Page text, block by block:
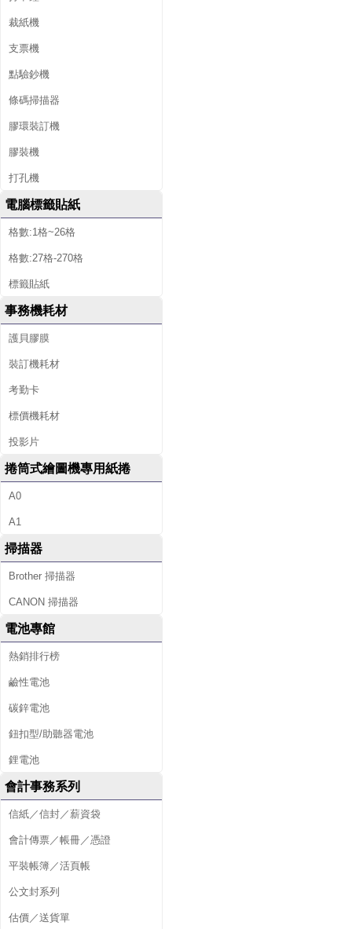
裁紙機
支票機
點驗鈔機
條碼掃描器
膠環裝訂機
膠裝機
打孔機
電腦標籤貼紙
格數:1格~26格
格數:27格-270格
標籤貼紙
事務機耗材
護貝膠膜
裝訂機耗材
考勤卡
標價機耗材
投影片
捲筒式繪圖機專用紙捲
A0
A1
掃描器
Brother 掃描器
CANON 掃描器
電池專館
熱銷排行榜
鹼性電池
碳鋅電池
鈕扣型/助聽器電池
鋰電池
會計事務系列
信紙／信封／薪資袋
會計傳票／帳冊／憑證
平裝帳簿／活頁帳
公文封系列
估價／送貨單